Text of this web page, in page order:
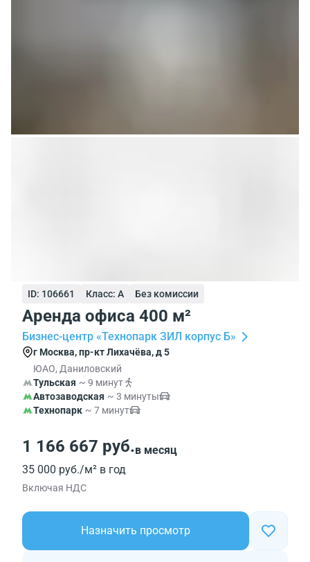
ID: 106661 Класс: A Без комиссии
Аренда офиса 400 м²
Бизнес-центр «Технопарк ЗИЛ корпус Б»
г Москва, пр-кт Лихачёва, д 5
ЮАО, Даниловский
Тульская ~ 9 минут
Автозаводская ~ 3 минуты
Технопарк ~ 7 минут
1 166 667 руб.в месяц
35 000 руб./м² в год
Включая НДС
Назначить просмотр